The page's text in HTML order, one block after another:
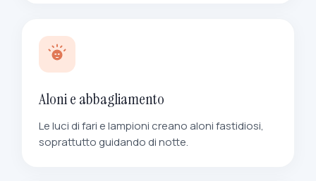
Aloni e abbagliamento
Le luci di fari e lampioni creano aloni fastidiosi,
soprattutto guidando di notte.